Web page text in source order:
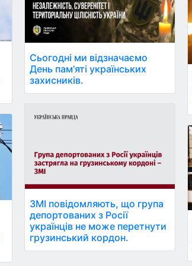
Сьогодні ми відзначаємо
День пам'яті українських
захисників.
ЗМІ повідомляють, що група
депортованих з Росії
українців не може перетнути
грузинський кордон.